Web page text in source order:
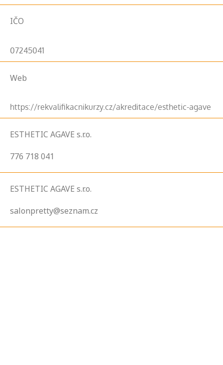
IČO
07245041
Web
https://rekvalifikacnikurzy.cz/akreditace/esthetic-agave
ESTHETIC AGAVE s.r.o.
776 718 041
ESTHETIC AGAVE s.r.o.
salonpretty@seznam.cz